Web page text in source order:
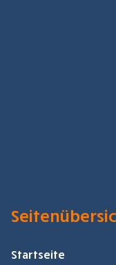
Startseite